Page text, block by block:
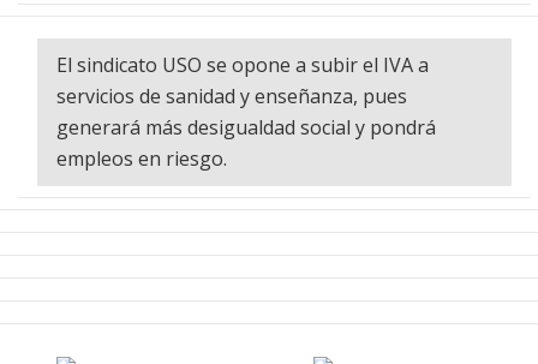
El sindicato USO se opone a subir el IVA a
servicios de sanidad y enseñanza, pues
generará más desigualdad social y pondrá
empleos en riesgo.